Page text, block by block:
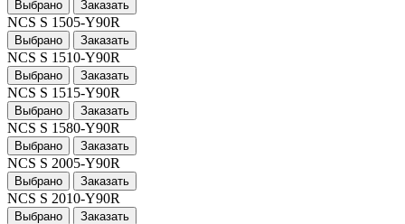
Выбрано Заказать
NCS S 1505-Y90R
Выбрано Заказать
NCS S 1510-Y90R
Выбрано Заказать
NCS S 1515-Y90R
Выбрано Заказать
NCS S 1580-Y90R
Выбрано Заказать
NCS S 2005-Y90R
Выбрано Заказать
NCS S 2010-Y90R
Выбрано Заказать